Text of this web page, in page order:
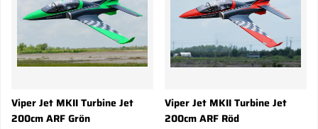
Viper Jet MKII Turbine Jet
200cm ARF Grön
Viper Jet MKII Turbine Jet
200cm ARF Röd